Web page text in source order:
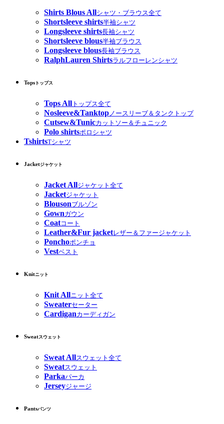
Shirts Blous Allシャツ・ブラウス全て
Shortsleeve shirts半袖シャツ
Longsleeve shirts長袖シャツ
Shortsleeve blous半袖ブラウス
Longsleeve blous長袖ブラウス
RalphLauren Shirtsラルフローレンシャツ
Tops トップス
Tops All トップス全て
Nosleeve&Tanktop ノースリーブ＆タンクトップ
Cutsew&Tunicカットソー＆チュニック
Polo shirtsポロシャツ
TshirtsTシャツ
Jacketジャケット
Jacket Allジャケット全て
Jacketジャケット
Blousonブルゾン
Gownガウン
Coatコート
Leather&Fur jacketレザー＆ファージャケット
Ponchoポンチョ
Vestベスト
Knitニット
Knit Allニット全て
Sweaterセーター
Cardiganカーディガン
Sweatスウェット
Sweat Allスウェット全て
Sweatスウェット
Parkaパーカ
Jerseyジャージ
Pantsパンツ